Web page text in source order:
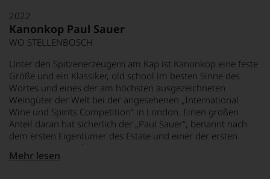
2022
Kanonkop Paul Sauer
WO STELLENBOSCH
Unter den Spitzenerzeugern am Kap ist Kanonkop eine feste
Größe und ein Klassiker, old school im besten Sinne des
Wortes und eines der am höchsten ausgezeichneten
Weingüter der Welt bei der angesehenen „International
Wine und Spirits Competition“ in London. Einen großen
Anteil daran hat sicherlich der „Paul Sauer“, benannt nach
dem ersten Eigentümer des Estate und einer der ersten
(genauer: Médoc) konzipiert war: Cabernet Sauvignon,
Mehr lesen